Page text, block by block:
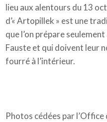
lieu aux alentours du 13
d’« Artopillek » est une
que l’on prépare
Fauste et qui doivent leur
fourré à l’intérieur.
Photos cédées par